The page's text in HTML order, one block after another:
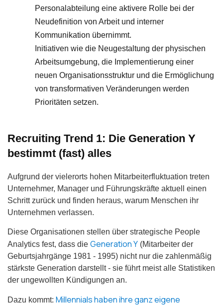
Personalabteilung eine aktivere Rolle bei der
Neudefinition von Arbeit und interner
Kommunikation übernimmt.
Initiativen wie die Neugestaltung der physischen
Arbeitsumgebung, die Implementierung einer
neuen Organisationsstruktur und die Ermöglichung
von transformativen Veränderungen werden
Prioritäten setzen.
Recruiting Trend 1: Die Generation Y
bestimmt (fast) alles
Aufgrund der vielerorts hohen Mitarbeiterfluktuation treten
Unternehmer, Manager und Führungskräfte aktuell einen
Schritt zurück und finden heraus, warum Menschen ihr
Unternehmen verlassen.
Diese Organisationen stellen über strategische People
Analytics fest, dass die Generation Y (Mitarbeiter der
Geburtsjahrgänge 1981 - 1995) nicht nur die zahlenmäßig
stärkste Generation darstellt - sie führt meist alle Statistiken
der ungewollten Kündigungen an.
Dazu kommt: Millennials haben ihre ganz eigene